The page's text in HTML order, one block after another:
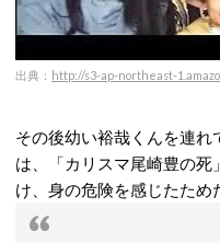
出典： http://s3-ap-northeast-
その後幼い裕哉くんを連
は、「カリスマ尾崎豊の
け、身の危険を感じたため